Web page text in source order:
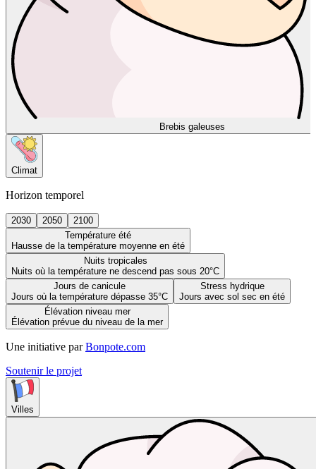
Brebis galeuses
Climat
Horizon temporel
2030 2050
2100
Température été
Hausse de la température moyenne en été
Nuits tropicales
Nuits où la température ne descend pas sous 20°C
Jours de canicule
Jours où la température dépasse 35°C
Stress hydrique
Jours avec sol sec en été
Élévation niveau mer
Élévation prévue du niveau de la mer
Une initiative par Bonpote.com
Soutenir le projet
Villes